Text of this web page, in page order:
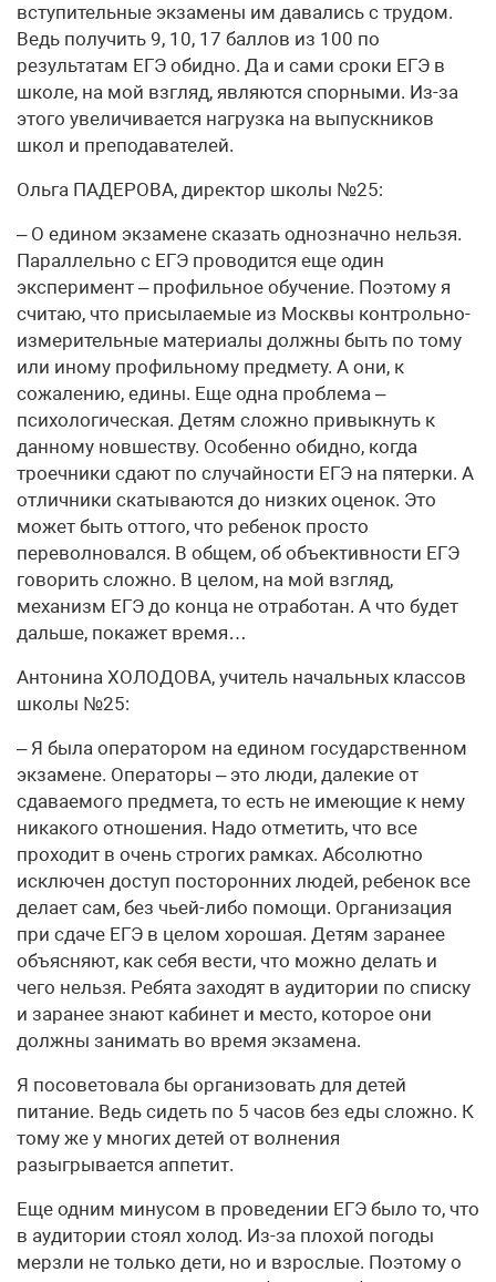
вступительные экзамены им давались с трудом.
Ведь получить 9, 10, 17 баллов из 100 по
результатам ЕГЭ обидно. Да и сами сроки ЕГЭ в
школе, на мой взгляд, являются спорными. Из-за
этого увеличивается нагрузка на выпускников
школ и преподавателей.
Ольга ПАДЕРОВА, директор школы №25:
– О едином экзамене сказать однозначно нельзя.
Параллельно с ЕГЭ проводится еще один
эксперимент – профильное обучение. Поэтому я
считаю, что присылаемые из Москвы контрольно-
измерительные материалы должны быть по тому
или иному профильному предмету. А они, к
сожалению, едины. Еще одна проблема –
психологическая. Детям сложно привыкнуть к
данному новшеству. Особенно обидно, когда
троечники сдают по случайности ЕГЭ на пятерки. А
отличники скатываются до низких оценок. Это
может быть оттого, что ребенок просто
переволновался. В общем, об объективности ЕГЭ
говорить сложно. В целом, на мой взгляд,
механизм ЕГЭ до конца не отработан. А что будет
дальше, покажет время…
Антонина ХОЛОДОВА, учитель начальных классов
школы №25:
– Я была оператором на едином государственном
экзамене. Операторы – это люди, далекие от
сдаваемого предмета, то есть не имеющие к нему
никакого отношения. Надо отметить, что все
проходит в очень строгих рамках. Абсолютно
исключен доступ посторонних людей, ребенок все
делает сам, без чьей-либо помощи. Организация
при сдаче ЕГЭ в целом хорошая. Детям заранее
объясняют, как себя вести, что можно делать и
чего нельзя. Ребята заходят в аудитории по списку
и заранее знают кабинет и место, которое они
должны занимать во время экзамена.
Я посоветовала бы организовать для детей
питание. Ведь сидеть по 5 часов без еды сложно. К
тому же у многих детей от волнения
разыгрывается аппетит.
Еще одним минусом в проведении ЕГЭ было то, что
в аудитории стоял холод. Из-за плохой погоды
мерзли не только дети, но и взрослые. Поэтому о